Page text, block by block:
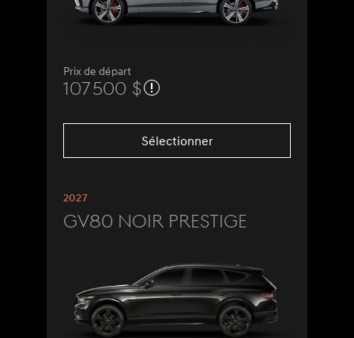
Prix de départ
107 500 $
Sélectionner
2027
GV80 Noir Prestige